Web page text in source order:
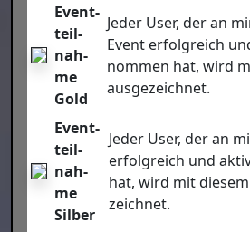
Event­
teil­
nah­
me
Gold
Jeder User, der an
Event erfolg­reich
nom­men hat, wird
aus­ge­zeich­net.
Event­
teil­
nah­
me
Sil­ber
Jeder User, der an
erfolg­reich und
hat, wird mit
zeich­net.